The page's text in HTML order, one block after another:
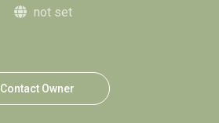
not set
Contact Owner